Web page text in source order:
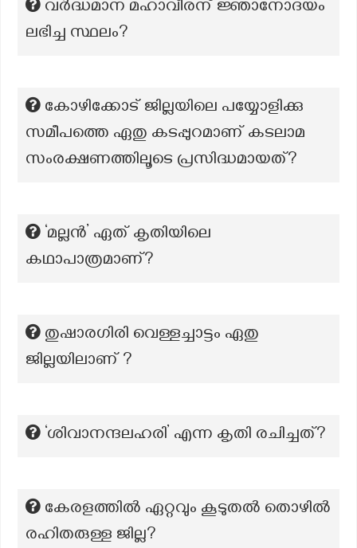
വർദ്ധമാന മഹാവീരന് ജ്ഞാനോദയം
ലഭിച്ച സ്ഥലം?
കോഴിക്കോട് ജില്ലയിലെ പയ്യോളിക്കു
സമീപത്തെ ഏതു കടപ്പുറമാണ് കടലാമ
സംരക്ഷണത്തിലൂടെ പ്രസിദ്ധമായത്?
‘മല്ലൻ’ ഏത് കൃതിയിലെ
കഥാപാത്രമാണ്?
തുഷാരഗിരി വെള്ളച്ചാട്ടം ഏതു
ജില്ലയിലാണ് ?
‘ശിവാനന്ദലഹരി’ എന്ന കൃതി രചിച്ചത്?
കേരളത്തിൽ ഏറ്റവും കൂടുതൽ തൊഴിൽ
രഹിതരുള്ള ജില്ല?